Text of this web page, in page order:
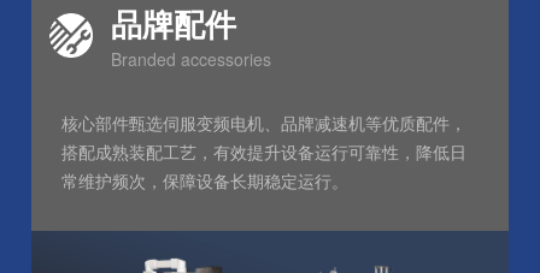
品牌配件
Branded accessories
核心部件甄选伺服变频电机、品牌减速机等优质配件，
搭配成熟装配工艺，有效提升设备运行可靠性，降低日
常维护频次，保障设备长期稳定运行。